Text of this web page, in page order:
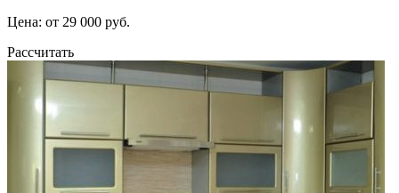
Цена: от 29 000 руб.
Рассчитать